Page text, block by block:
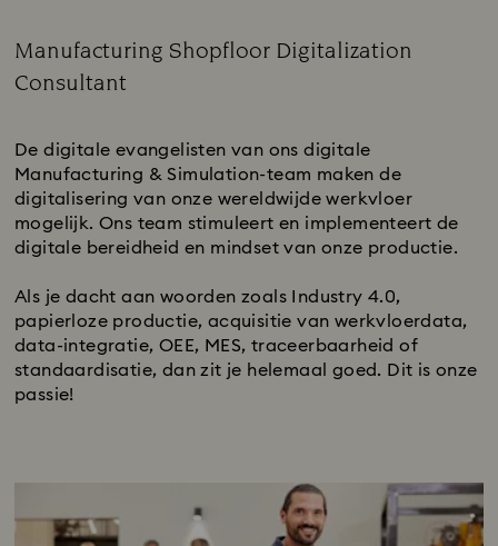
Manufacturing Shopfloor Digitalization
Consultant
De digitale evangelisten van ons digitale
Manufacturing & Simulation-team maken de
digitalisering van onze wereldwijde werkvloer
mogelijk. Ons team stimuleert en implementeert de
digitale bereidheid en mindset van onze productie.
Als je dacht aan woorden zoals Industry 4.0,
papierloze productie, acquisitie van werkvloerdata,
data-integratie, OEE, MES, traceerbaarheid of
standaardisatie, dan zit je helemaal goed. Dit is onze
passie!